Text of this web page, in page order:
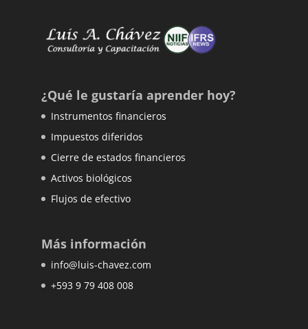
¿Qué le gustaría aprender hoy?
Instrumentos financieros
Impuestos diferidos
Cierre de estados financieros
Activos biológicos
Flujos de efectivo
Más información
info@luis-chavez.com
+593 9 79 408 008